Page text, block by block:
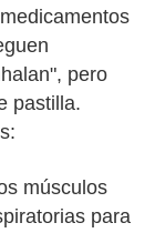
pero
pastilla.
músculos
para